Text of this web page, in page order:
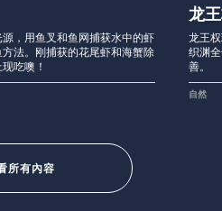
，用鱼叉和鱼网捕获水中的虾
法。刚捕获的花尾虾和海蟹除
吃噢！
龙
龙王
织渊
善。
自然
所有內容